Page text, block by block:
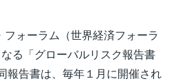
フォーラム（世界経済フォーラ
る「グローバルリスク報告書
報告書は、毎年１月に開催され